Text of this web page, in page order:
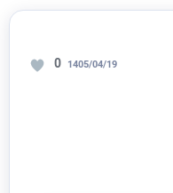
1405/04/19
0